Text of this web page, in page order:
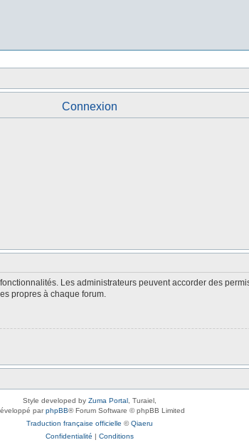
Connexion
Les administrateurs peuvent accorder des
propres à chaque forum.
Style developed by Zuma Portal , Turaiel,
parphpBB® Forum Software © phpBB Limited
Traduction française officielle ©Qiaeru
Confidentialité | Conditions